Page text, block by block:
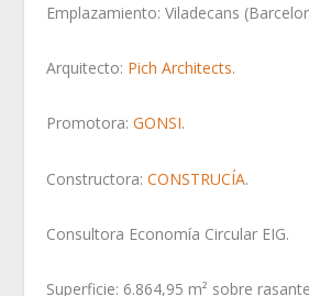
Emplazamiento: Viladecans
Arquitecto: Pich Architects.
Promotora:GONSI.
Constructora:CONSTRUCÍA.
Consultora Economía Circular EIG.
Superficie: 6.864,95 m² sobre